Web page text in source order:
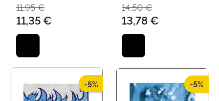
DAVIDE
11,95 €
11,35 €
14,50 €
13,78 €
-5% -5%